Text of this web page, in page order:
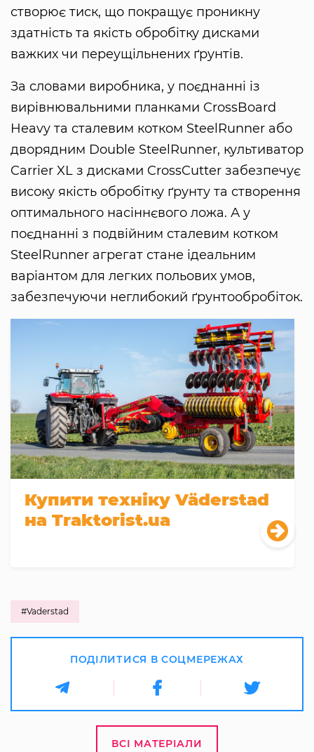
створює тиск, що покращує проникну
здатність та якість обробітку дисками
важких чи переущільнених ґрунтів.
За словами виробника, у поєднанні із
вирівнювальними планками CrossBoard
Heavy та сталевим котком SteelRunner або
дворядним Double SteelRunner, культиватор
Carrier XL з дисками CrossCutter забезпечує
високу якість обробітку ґрунту та створення
оптимального насіннєвого ложа. А у
поєднанні з подвійним сталевим котком
SteelRunner агрегат стане ідеальним
варіантом для легких польових умов,
забезпечуючи неглибокий ґрунтообробіток.
Купити техніку Väderstad
на Traktorist.ua
#Vaderstad
ПОДІЛИТИСЯ В СОЦМЕРЕЖАХ
ВСІ МАТЕРІАЛИ